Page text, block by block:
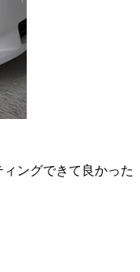
ングできて良かった